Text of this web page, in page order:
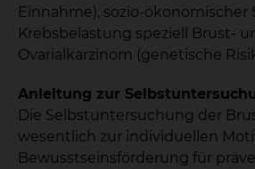
Einnahme), sozio-ökonomischer
Krebsbelastung speziell Brust-
Ovarialkarzinom (genetische
Anleitung zur
Die Selbstuntersuchung der
wesentlich zur individuellen
Bewusstseinsförderung für